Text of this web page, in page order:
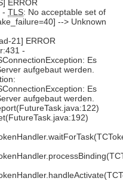
ERROR
- TLS: No acceptable set of
--> Unknown
21] ERROR
-
Es
aufgebaut werden.
Es
aufgebaut werden.